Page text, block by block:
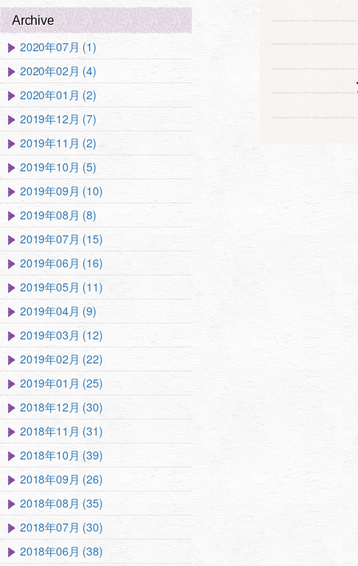
Archive
2020年07月 (1)
2020年02月 (4)
2020年01月 (2)
2019年12月 (7)
2019年11月 (2)
2019年10月 (5)
2019年09月 (10)
2019年08月 (8)
2019年07月 (15)
2019年06月 (16)
2019年05月 (11)
2019年04月 (9)
2019年03月 (12)
2019年02月 (22)
2019年01月 (25)
2018年12月 (30)
2018年11月 (31)
2018年10月 (39)
2018年09月 (26)
2018年08月 (35)
2018年07月 (30)
2018年06月 (38)